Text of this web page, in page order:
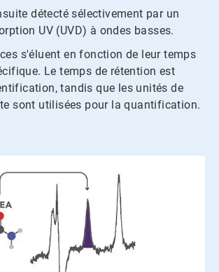
détecté sélectivement par un
UV (UVD) à ondes basses.
s'éluent en fonction de leur temps
Le temps de rétention est
tandis que les unités de
sont utilisées pour la quantification.